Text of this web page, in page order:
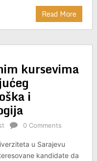
Read More
kursevima
i
0 Comments
u Sarajevu
kandidate da